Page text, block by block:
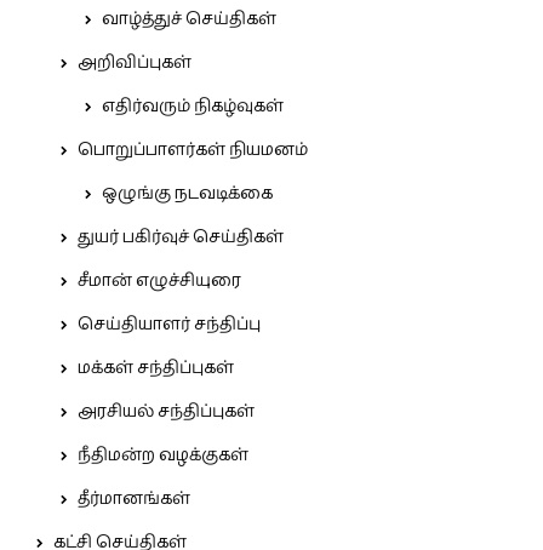
வாழ்த்துச் செய்திகள்
அறிவிப்புகள்
எதிர்வரும் நிகழ்வுகள்
பொறுப்பாளர்கள் நியமனம்
ஒழுங்கு நடவடிக்கை
துயர் பகிர்வுச் செய்திகள்
சீமான் எழுச்சியுரை
செய்தியாளர் சந்திப்பு
மக்கள் சந்திப்புகள்
அரசியல் சந்திப்புகள்
நீதிமன்ற வழக்குகள்
தீர்மானங்கள்
கட்சி செய்திகள்